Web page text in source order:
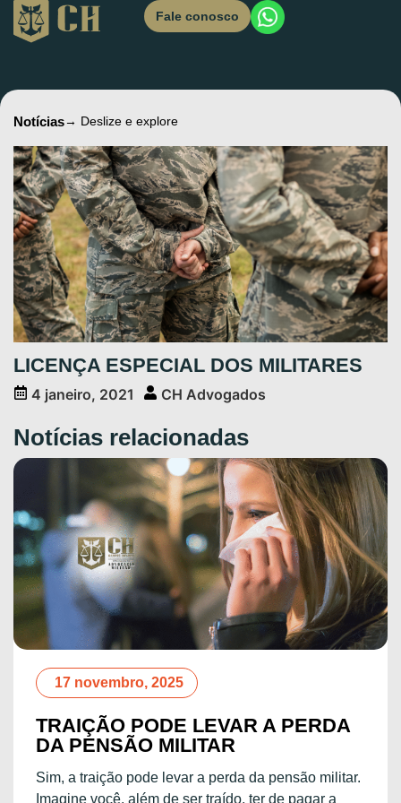
Fale conosco
Notícias→ Deslize e explore
LICENÇA ESPECIAL DOS MILITARES
4 janeiro, 2021 CH Advogados
Notícias relacionadas
17 novembro, 2025
TRAIÇÃO PODE LEVAR A PERDA
DA PENSÃO MILITAR
Sim, a traição pode levar a perda da pensão militar.
Imagine você, além de ser traído, ter de pagar a